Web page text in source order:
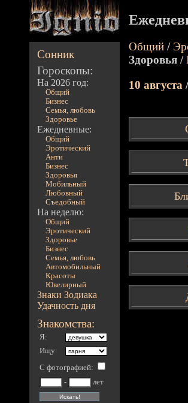
Сонник
Гороскопы:
На 2026 год:
Общий
Бизнес
Семья, любовь
Здоровье
Ежедневные:
Общий
Эротический
Анти
Бизнес
Здоровья
Мобильный
Любовный
Съедобный
На неделю:
Общий
Эротический
Здоровье
Бизнес
Семья, любовь
Автомобильный
Красоты
Ювелирный
Знаки Зодиака
Удачность дня
Знакомства:
Я:
Ищу:
С фотографией:
-
лет
Общий /
Здоровья /
10 августа